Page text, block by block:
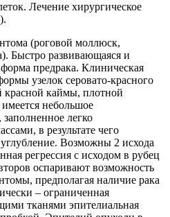
Лечение хирургическое
(роговой моллюск,
Быстро развивающаяся и
предрака. Клиническая
узелок серовато-красного
красной каймы, плотной
небольшое
легко
в результате чего
углубление. Возможны 2 исхода
регрессия с исходом в рубец
оспаривают возможность
предполагая наличие рака
– ограниченная
тканями эпителиальная